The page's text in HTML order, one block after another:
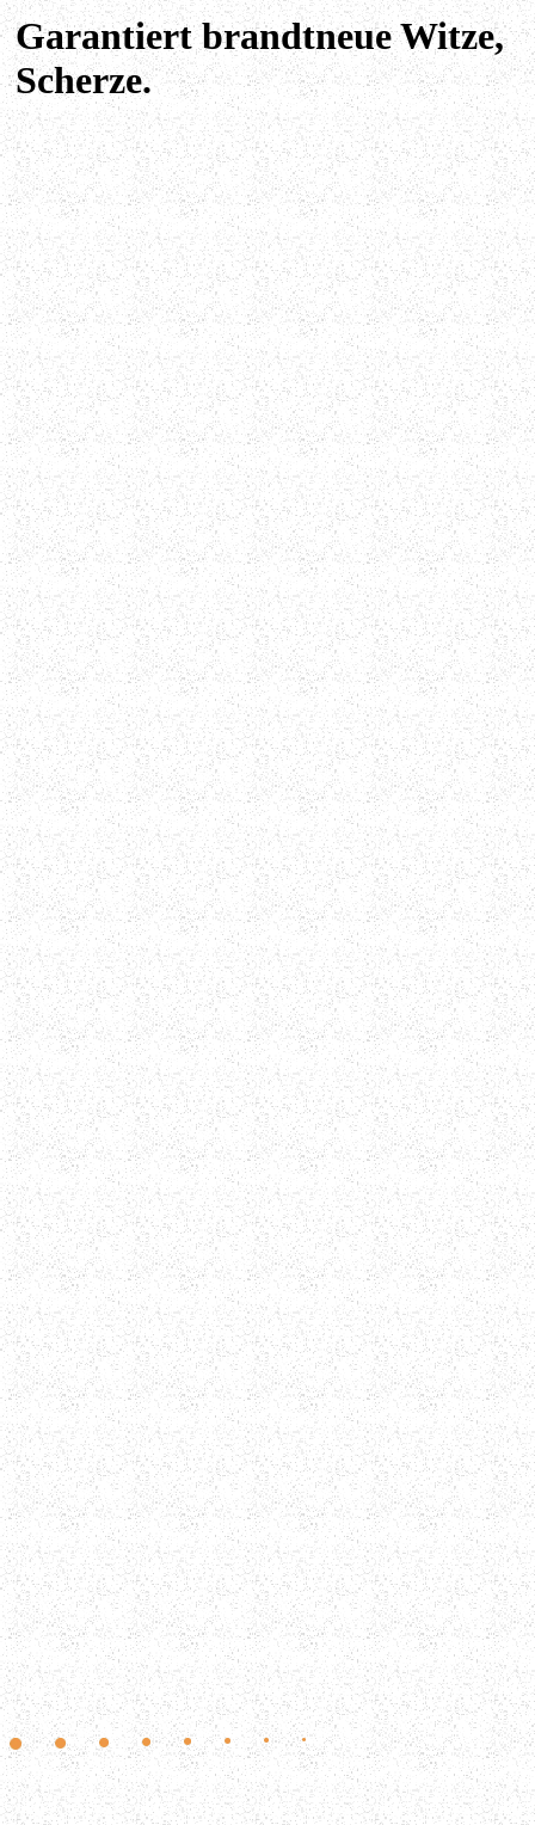
Garantiert brandtneue Witze,
Scherze.